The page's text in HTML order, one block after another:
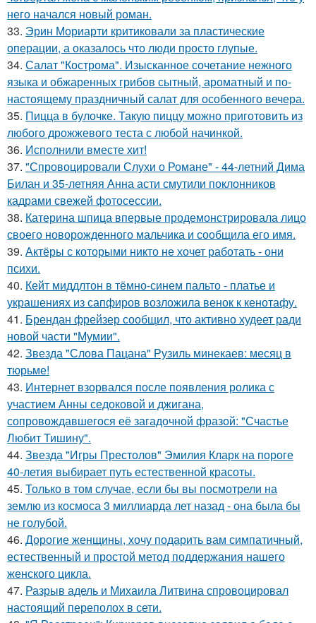
него начался новый роман.
33. Эрин Мориарти критиковали за пластические
операции, а оказалось что люди просто глупые.
34. Салат "Кострома". Изысканное сочетание нежного
языка и обжаренных грибов сытный, ароматный и по-
настоящему праздничный салат для особенного вечера.
35. Пицца в булочке. Такую пиццу можно приготовить из
любого дрожжевого теста с любой начинкой.
36. Исполнили вместе хит!
37. "Спровоцировали Слухи о Романе" - 44-летний Дима
Билан и 35-летняя Анна асти смутили поклонников
кадрами свежей фотосессии.
38. Катерина шпица впервые продемонстрировала лицо
своего новорожденного мальчика и сообщила его имя.
39. Актёры с которыми никто не хочет работать - они
психи.
40. Кейт миддлтон в тёмно-синем пальто - платье и
украшениях из сапфиров возложила венок к кенотафу.
41. Брендан фрейзер сообщил, что активно худеет ради
новой части "Мумии".
42. Звезда "Слова Пацана" Рузиль минекаев: месяц в
тюрьме!
43. Интернет взорвался после появления ролика с
участием Анны седоковой и джигана,
сопровождавшегося её загадочной фразой: "Счастье
Любит Тишину".
44. Звезда "Игры Престолов" Эмилия Кларк на пороге
40-летия выбирает путь естественной красоты.
45. Только в том случае, если бы вы посмотрели на
землю из космоса 3 миллиарда лет назад - она была бы
не голубой.
46. Дорогие женщины, хочу подарить вам симпатичный,
естественный и простой метод поддержания нашего
женского цикла.
47. Разрыв адель и Михаила Литвина спровоцировал
настоящий переполох в сети.